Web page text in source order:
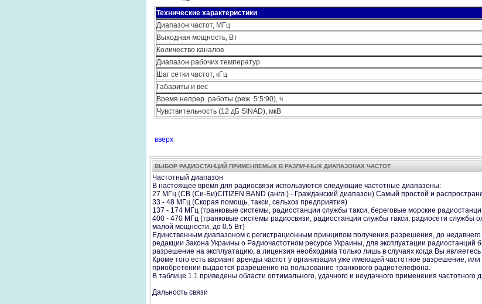
Технические характеристики
Диапазон частот, МГц
Выходная мощность, Вт
Количество каналов
Диапазон рабочих температур
Шаг сетки частот, кГц
Габариты и вес
Время непрер. работы (реж. 5:5:90), ч
Чувствительность (12 дБ SINAD), мкВ
вверх
ВЫБОР РАДИОСТАНЦИЙ ПРИМЕНЯЕМЫХ В РАЗЛИЧНЫХ ДИАПАЗОНАХ ЧАСТОТ
Частотный диапазон
В настоящее время для радиосвязи используются следующие частотные диапазоны:
27 МГц (CB (Си-Би)CITIZEN BAND (англ.) - Гражданский диапазон) Самый простой и
33 - 48 МГц (Скорая помощь, такси, сельхоз предприятия)
137 - 174 МГц (транковые системы, радиостанции службы такси, береговые морские
400 - 470 МГц (транковые системы радиосвязи, радиостанции службы такси, радиосети службы
малой мощности, до 0.5 Вт)
Единственным диапазоном с регистрационным принципом получения разрешения, до
редакции Закона Украины о Радиочастотном ресурсе Украины, для эксплуатации радиостанций
разрешение на эксплуатацию, а лицензия необходима только лишь в случаях когда Вы
Кроме того есть вариант аренды частот у организации уже имеющей частотное разрешение,
приобретении выдается разрешение на пользование транкового радиотелефона.
В таблице 1.1 приведены области оптимального, удачного и неудачного применения частотного
Дальность связи